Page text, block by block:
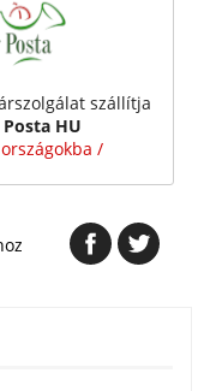
szállítja
HU
/